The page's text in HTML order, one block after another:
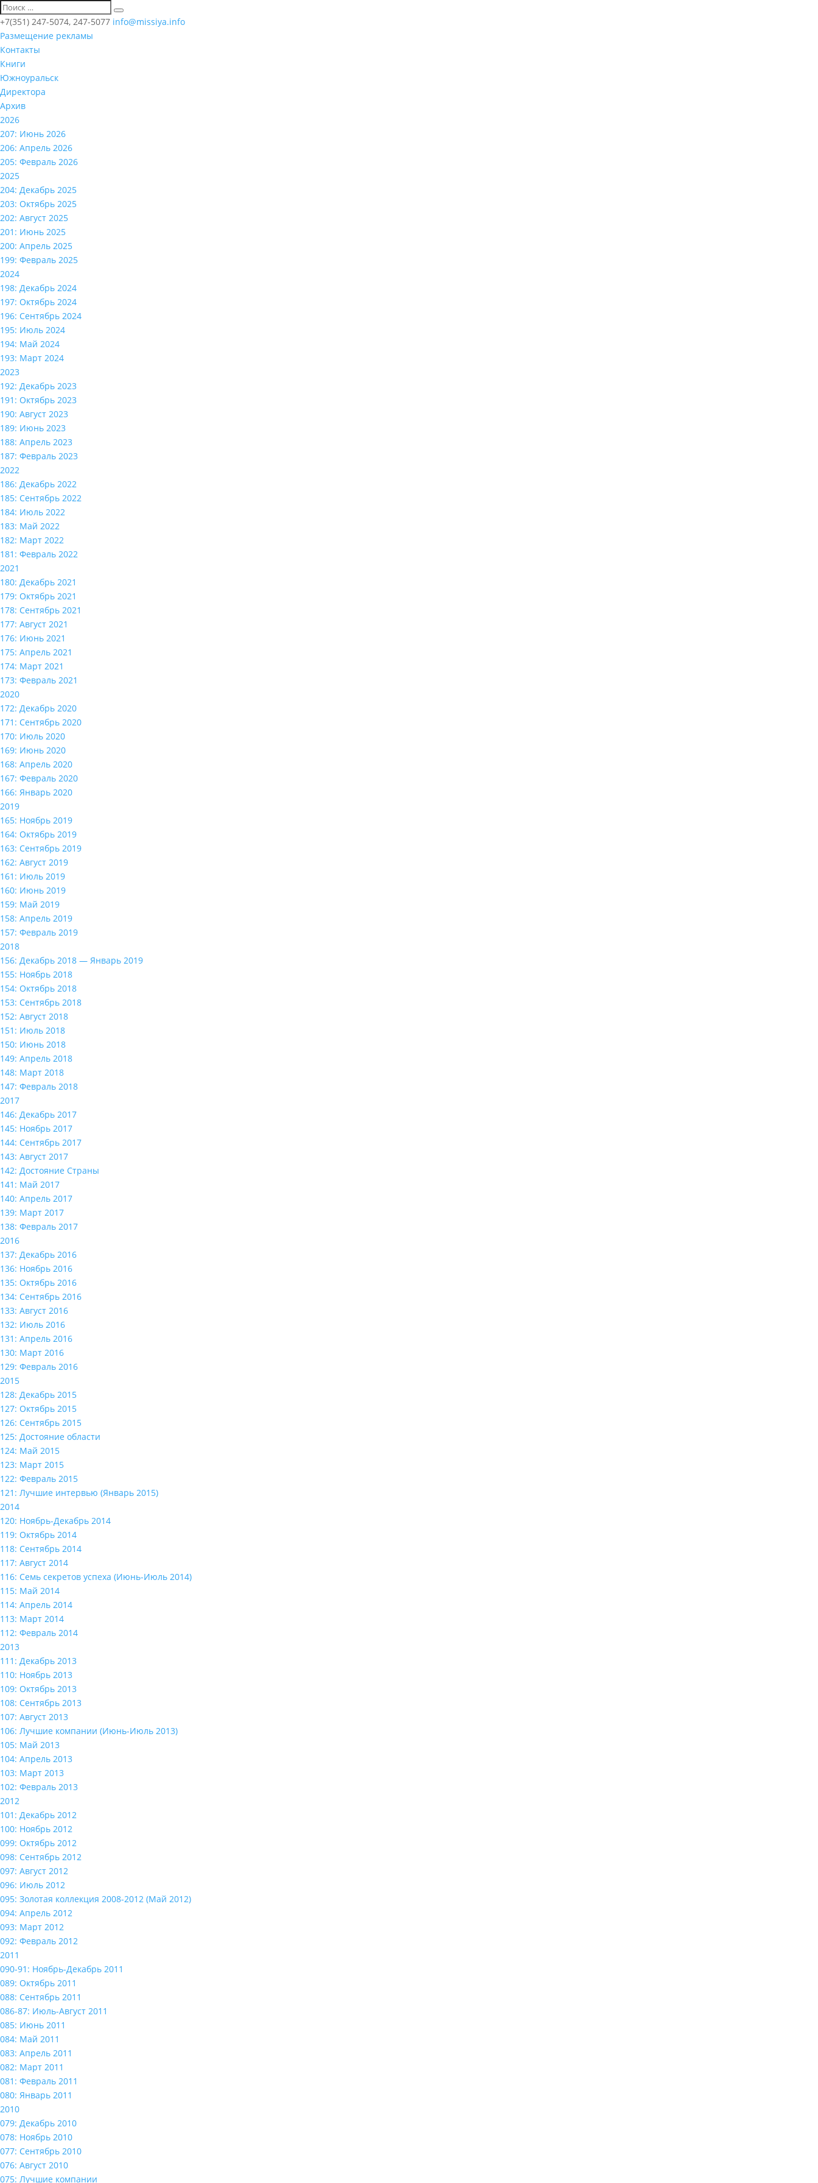
+7(351) 247-5074, 247-5077 info@missiya.info
Размещение рекламы
Контакты
Книги
Южноуральск
Директора
Архив
2026
207: Июнь 2026
206: Апрель 2026
205: Февраль 2026
2025
204: Декабрь 2025
203: Октябрь 2025
202: Август 2025
201: Июнь 2025
200: Апрель 2025
199: Февраль 2025
2024
198: Декабрь 2024
197: Октябрь 2024
196: Сентябрь 2024
195: Июль 2024
194: Май 2024
193: Март 2024
2023
192: Декабрь 2023
191: Октябрь 2023
190: Август 2023
189: Июнь 2023
188: Апрель 2023
187: Февраль 2023
2022
186: Декабрь 2022
185: Сентябрь 2022
184: Июль 2022
183: Май 2022
182: Март 2022
181: Февраль 2022
2021
180: Декабрь 2021
179: Октябрь 2021
178: Сентябрь 2021
177: Август 2021
176: Июнь 2021
175: Апрель 2021
174: Март 2021
173: Февраль 2021
2020
172: Декабрь 2020
171: Сентябрь 2020
170: Июль 2020
169: Июнь 2020
168: Апрель 2020
167: Февраль 2020
166: Январь 2020
2019
165: Ноябрь 2019
164: Октябрь 2019
163: Сентябрь 2019
162: Август 2019
161: Июль 2019
160: Июнь 2019
159: Май 2019
158: Апрель 2019
157: Февраль 2019
2018
156: Декабрь 2018 — Январь 2019
155: Ноябрь 2018
154: Октябрь 2018
153: Сентябрь 2018
152: Август 2018
151: Июль 2018
150: Июнь 2018
149: Апрель 2018
148: Март 2018
147: Февраль 2018
2017
146: Декабрь 2017
145: Ноябрь 2017
144: Сентябрь 2017
143: Август 2017
142: Достояние Страны
141: Май 2017
140: Апрель 2017
139: Март 2017
138: Февраль 2017
2016
137: Декабрь 2016
136: Ноябрь 2016
135: Октябрь 2016
134: Сентябрь 2016
133: Август 2016
132: Июль 2016
131: Апрель 2016
130: Март 2016
129: Февраль 2016
2015
128: Декабрь 2015
127: Октябрь 2015
126: Сентябрь 2015
125: Достояние области
124: Май 2015
123: Март 2015
122: Февраль 2015
121: Лучшие интервью (Январь 2015)
2014
120: Ноябрь-Декабрь 2014
119: Октябрь 2014
118: Сентябрь 2014
117: Август 2014
116: Семь секретов успеха (Июнь-Июль 2014)
115: Май 2014
114: Апрель 2014
113: Март 2014
112: Февраль 2014
2013
111: Декабрь 2013
110: Ноябрь 2013
109: Октябрь 2013
108: Сентябрь 2013
107: Август 2013
106: Лучшие компании (Июнь-Июль 2013)
105: Май 2013
104: Апрель 2013
103: Март 2013
102: Февраль 2013
2012
101: Декабрь 2012
100: Ноябрь 2012
099: Октябрь 2012
098: Сентябрь 2012
097: Август 2012
096: Июль 2012
095: Золотая коллекция 2008-2012 (Май 2012)
094: Апрель 2012
093: Март 2012
092: Февраль 2012
2011
090-91: Ноябрь-Декабрь 2011
089: Октябрь 2011
088: Сентябрь 2011
086-87: Июль-Август 2011
085: Июнь 2011
084: Май 2011
083: Апрель 2011
082: Март 2011
081: Февраль 2011
080: Январь 2011
2010
079: Декабрь 2010
078: Ноябрь 2010
077: Сентябрь 2010
076: Август 2010
075: Лучшие компании